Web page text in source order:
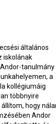
általános
iskolának
tanulmány
a
kollégiumáig
többnyire
hogy
Andor